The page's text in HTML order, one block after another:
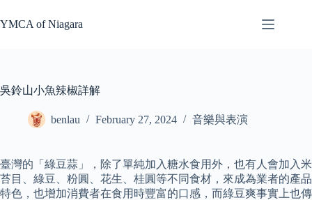
to
content
YMCA of Niagara
吳鈴山小魚辣椒詳解
benlau February 27, 2024 音樂與表演
臺灣的「綠豆蒜」，除了單純加入糖水食用外，也有人會加入米
苔目、綠豆、粉圓、花生、桂圓等不同食材，來成為業者的產品
特色，也增加消費者在食用時豐富的口感，而綠豆爽事實上也傳